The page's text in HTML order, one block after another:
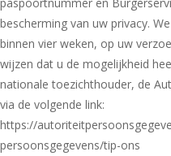
bescherming van uw privacy.
binnen vier weken, op uw
wijzen dat u de mogelijkheid
nationale toezichthouder, de
via de volgende link:
https://
persoonsgegevens/tip-ons